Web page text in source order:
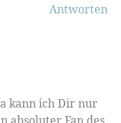
Antworten
kann ich Dir nur